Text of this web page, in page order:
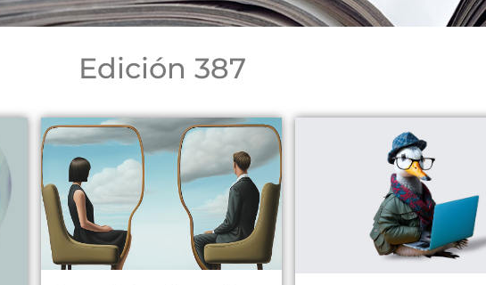
Edición 387